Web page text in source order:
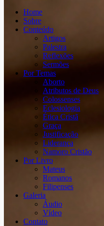
Home
Sobre
Conteúdo
Artigos
Palestra
Reflexões
Sermões
Por Temas
Aborto
Atributos de Deus
Colossenses
Eclesiologia
Ética Cristã
Graça
Justificação
Liderança
Namoro Cristão
Por Livro
Mateus
Romanos
Filipenses
Galeria
Áudio
Vídeo
Contato